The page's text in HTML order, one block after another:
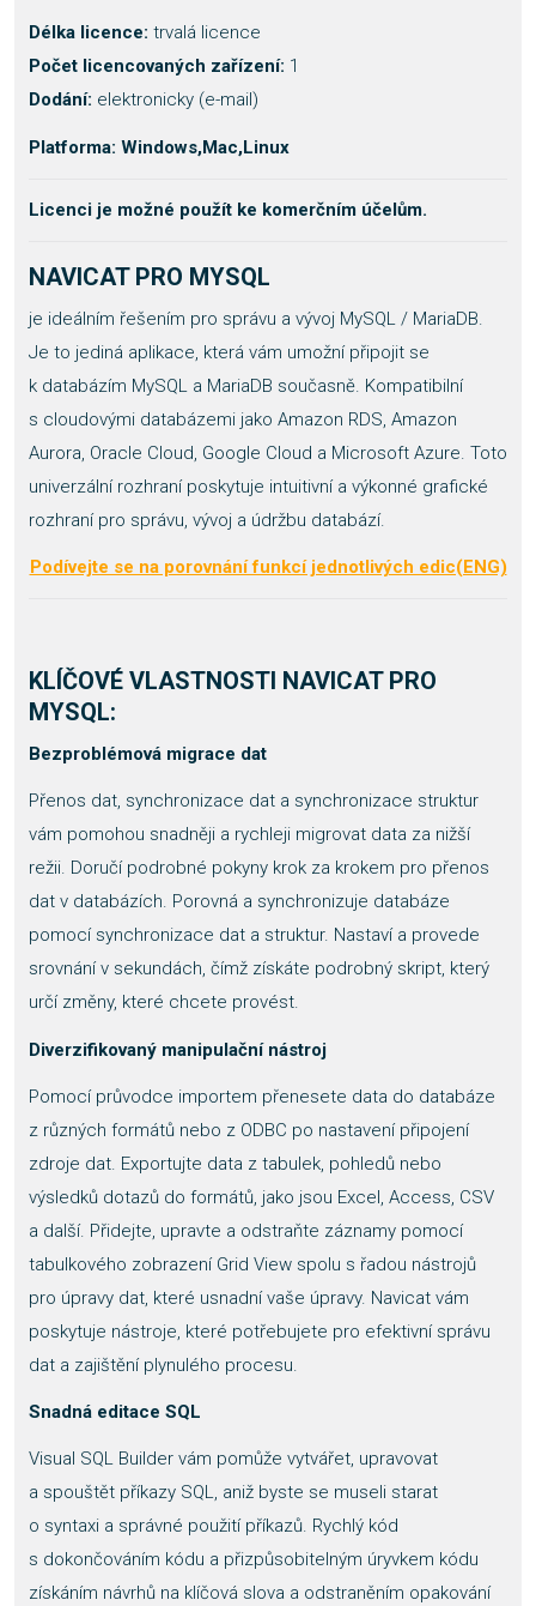
Délka licence: trvalá licence
Počet licencovaných zařízení: 1
Dodání: elektronicky (e-mail)
Platforma: Windows,Mac,Linux
Licenci je možné použít ke komerčním účelům.
NAVICAT PRO MYSQL
je ideálním řešením pro správu a vývoj MySQL / MariaDB.
Je to jediná aplikace, která vám umožní připojit se
k databázím MySQL a MariaDB současně. Kompatibilní
s cloudovými databázemi jako Amazon RDS, Amazon
Aurora, Oracle Cloud, Google Cloud a Microsoft Azure. Toto
univerzální rozhraní poskytuje intuitivní a výkonné grafické
rozhraní pro správu, vývoj a údržbu databází.
Podívejte se na porovnání funkcí jednotlivých edic(ENG)
KLÍČOVÉ VLASTNOSTI NAVICAT PRO
MYSQL:
Bezproblémová migrace dat
Přenos dat, synchronizace dat a synchronizace struktur
vám pomohou snadněji a rychleji migrovat data za nižší
režii. Doručí podrobné pokyny krok za krokem pro přenos
dat v databázích. Porovná a synchronizuje databáze
pomocí synchronizace dat a struktur. Nastaví a provede
srovnání v sekundách, čímž získáte podrobný skript, který
určí změny, které chcete provést.
Diverzifikovaný manipulační nástroj
Pomocí průvodce importem přenesete data do databáze
z různých formátů nebo z ODBC po nastavení připojení
zdroje dat. Exportujte data z tabulek, pohledů nebo
výsledků dotazů do formátů, jako jsou Excel, Access, CSV
a další. Přidejte, upravte a odstraňte záznamy pomocí
tabulkového zobrazení Grid View spolu s řadou nástrojů
pro úpravy dat, které usnadní vaše úpravy. Navicat vám
poskytuje nástroje, které potřebujete pro efektivní správu
dat a zajištění plynulého procesu.
Snadná editace SQL
Visual SQL Builder vám pomůže vytvářet, upravovat
a spouštět příkazy SQL, aniž byste se museli starat
o syntaxi a správné použití příkazů. Rychlý kód
s dokončováním kódu a přizpůsobitelným úryvkem kódu
získáním návrhů na klíčová slova a odstraněním opakování